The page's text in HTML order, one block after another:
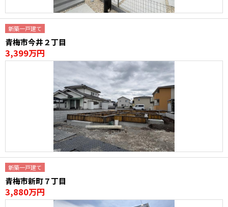
新築一戸建て
青梅市今井２丁目
3,399万円
新築一戸建て
青梅市新町７丁目
3,880万円